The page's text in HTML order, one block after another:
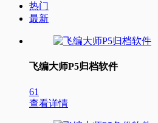
热门
最新
飞编大师P5归档软件
61
查看详情